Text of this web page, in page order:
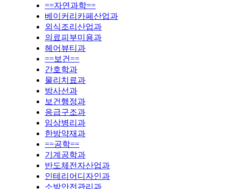
==자연과학==
베이커리카페산업과
외식조리산업과
의료피부미용과
헤어뷰티과
==보건==
간호학과
물리치료과
방사선과
보건행정과
응급구조과
임상병리과
한방약재과
==공학==
기계공학과
반도체전자산업과
인테리어디자인과
소방안전관리과